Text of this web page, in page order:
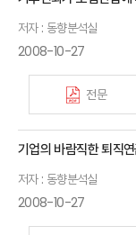
저자 : 동향분석실
2008-10-27
전문
기업의 바람직한 퇴직
저자 : 동향분석실
2008-10-27